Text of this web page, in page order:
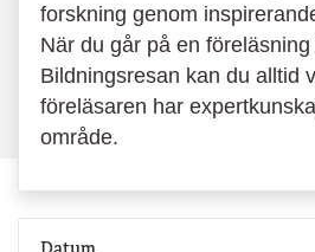
forskning genom
När du går på en föreläsning
Bildningsresan kan du alltid
föreläsaren har
område.